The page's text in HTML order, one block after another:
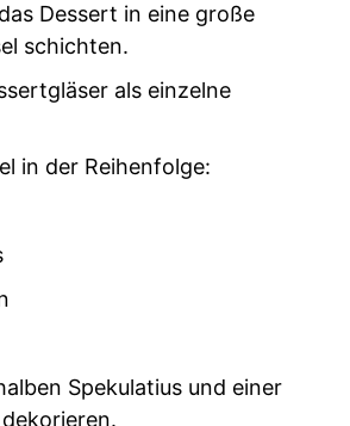
Dessert in eine große
schichten.
als einzelne
in der Reihenfolge:
Spekulatius und einer